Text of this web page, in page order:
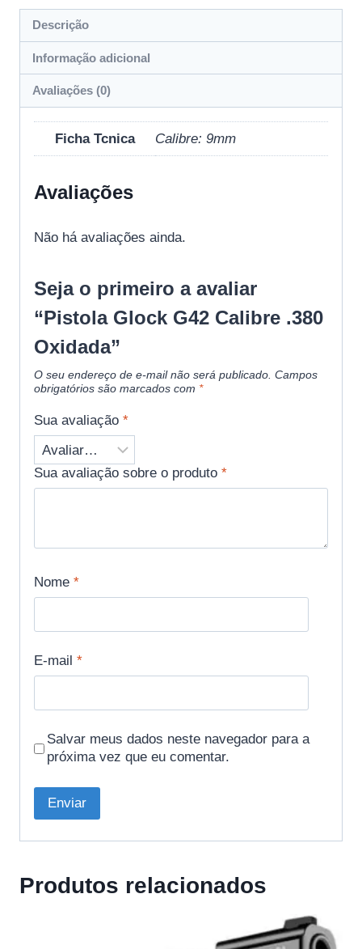
Descrição
Informação adicional
Avaliações (0)
Ficha Tcnica Calibre: 9mm
Avaliações
Não há avaliações ainda.
Seja o primeiro a avaliar
“Pistola Glock G42 Calibre .380
Oxidada”
O seu endereço de e-mail não será publicado. Campos
obrigatórios são marcados com *
Sua avaliação *
Sua avaliação sobre o produto *
Nome *
E-mail *
Salvar meus dados neste navegador para a
próxima vez que eu comentar.
Produtos relacionados